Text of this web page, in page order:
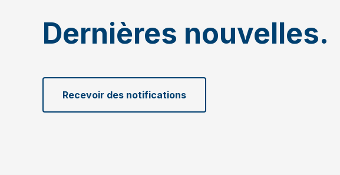
Dernières nouvelles.
Recevoir des notifications